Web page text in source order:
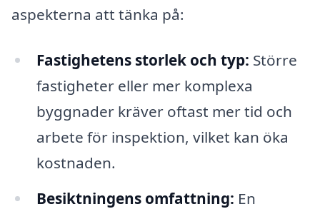
aspekterna att tänka på:
Fastighetens storlek och typ: Större
fastigheter eller mer komplexa
byggnader kräver oftast mer tid och
arbete för inspektion, vilket kan öka
kostnaden.
Besiktningens omfattning: En